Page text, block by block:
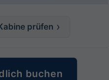
prüfen
buchen